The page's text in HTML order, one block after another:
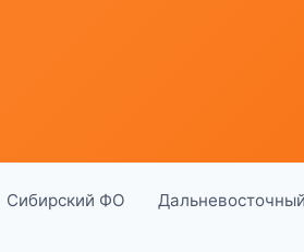
Сибирский ФО